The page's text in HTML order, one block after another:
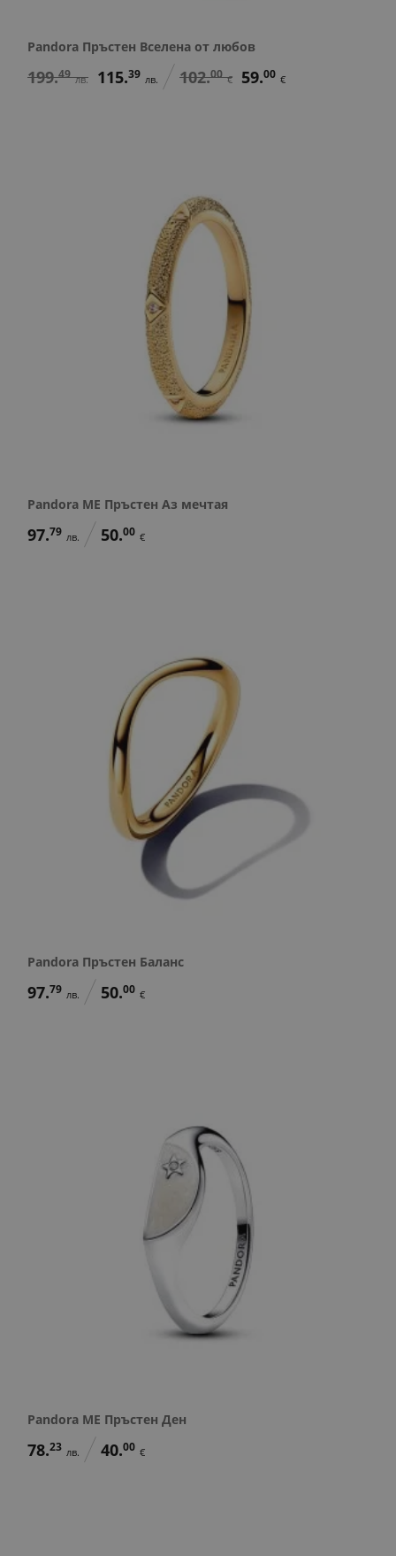
Pandora Пръстен Вселена от любов
199.49 лв. 115.39 лв. 102.00 € 59.00 €
Pandora ME Пръстен Аз мечтая
97.79 лв. 50.00 €
Pandora Пръстен Баланс
97.79 лв. 50.00 €
Pandora ME Пръстен Ден
78.23 лв. 40.00 €